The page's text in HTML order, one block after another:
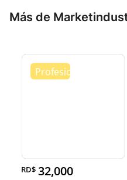
Más de
RD$ 32,000